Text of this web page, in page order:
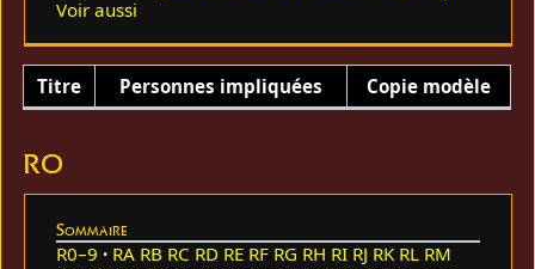
Voir aussi
Titre Personnes impliquées Copie modèle
RO
Sommaire
R0–9 RA RB RC RD RE RF RG RH RI RJ RK RL RM